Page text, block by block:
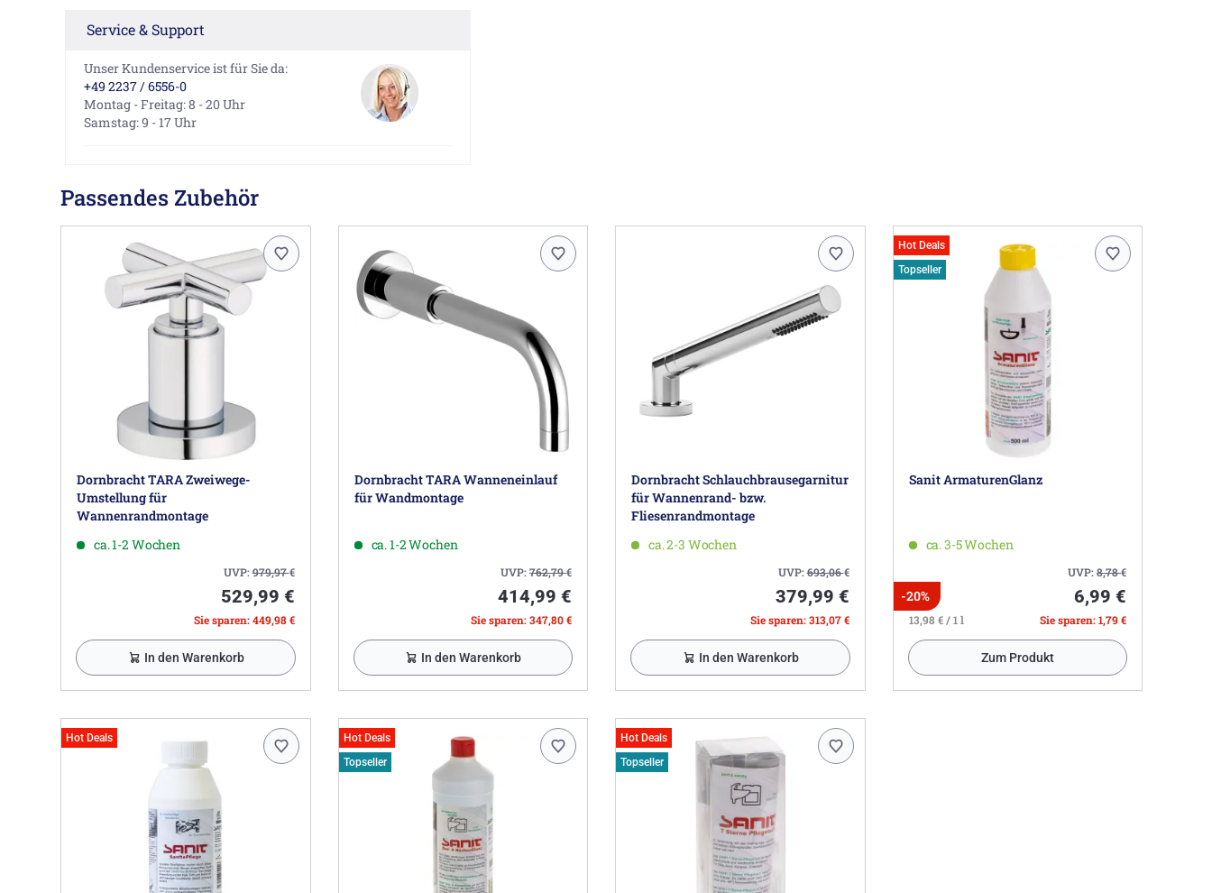
Service & Support
Unser Kundenservice ist für Sie da:
+49 2237 / 6556-0
Montag - Freitag: 8 - 20 Uhr
Samstag: 9 - 17 Uhr
Passendes Zubehör
Dornbracht TARA Zweiwege-
Umstellung für
Wannenrandmontage
ca. 1-2 Wochen
UVP:979,97€
529,99 €
Sie sparen: 449,98 €
In den Warenkorb
Dornbracht TARA Wanneneinlauf
für Wandmontage
ca. 1-2 Wochen
UVP:762,79€
414,99 €
Sie sparen: 347,80 €
In den Warenkorb
Dornbracht Schlauchbrausegarnitur
für Wannenrand- bzw.
Fliesenrandmontage
ca. 2-3 Wochen
UVP:693,06€
379,99 €
Sie sparen: 313,07 €
In den Warenkorb
Hot Deals
Topseller
Sanit ArmaturenGlanz
ca. 3-5 Wochen
UVP:8,78€
-20% 6,99 €
13,98 € / 1 l Sie sparen: 1,79 €
Zum Produkt
Hot Deals
Hot Deals
Topseller
Hot Deals
Topseller